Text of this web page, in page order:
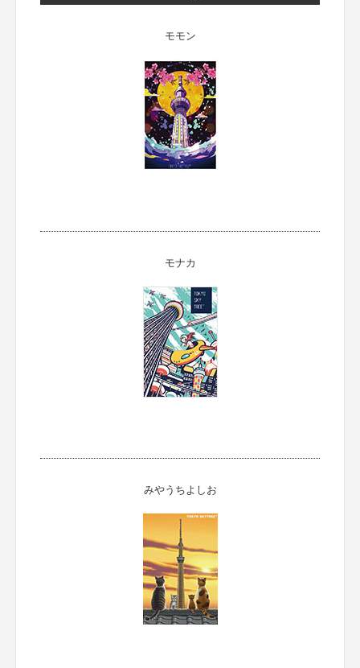
モモン
モナカ
みやうちよしお